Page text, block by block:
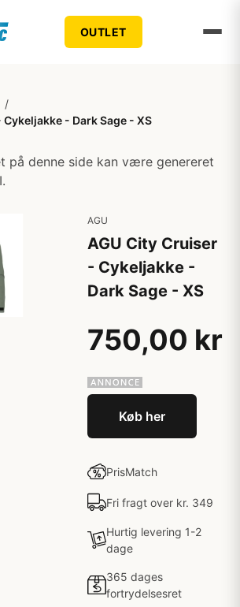
OUTLET
/
- Dark Sage - XS
på denne side kan være genereret
AGU
AGU City Cruiser
- Cykeljakke -
Dark Sage - XS
750,00 kr
Køb her
PrisMatch
Fri fragt over kr. 349
Hurtig levering 1-2
dage
365 dages
fortrydelsesret